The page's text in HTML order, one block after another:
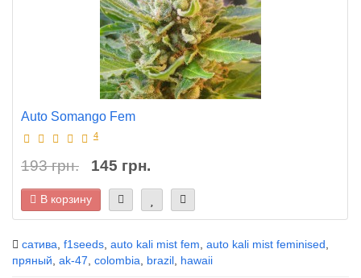
Auto Somango Fem
4
193 грн. 145 грн.
В корзину
сатива f1seeds auto kali mist fem auto kali mist feminised
пряный ak-47 colombia brazil hawaii